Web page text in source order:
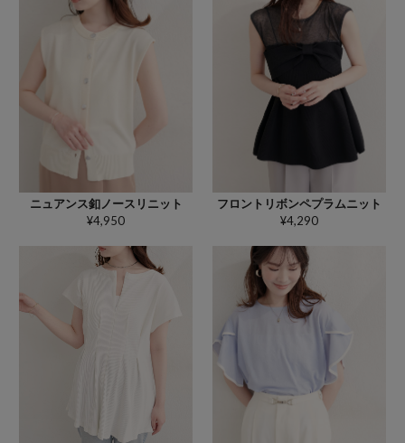
ニュアンス釦ノースリニット
¥4,950
フロントリボンペプラムニット
¥4,290